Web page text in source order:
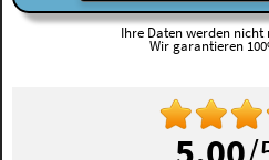
Ihre Daten werden
Wir garantieren